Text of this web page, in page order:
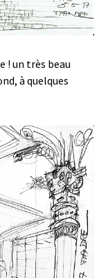
! un très beau
à quelques